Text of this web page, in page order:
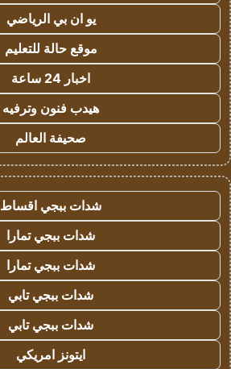
يو ان بي الرياضي
موقع حالة للتعليم
اخبار 24 ساعة
هيدب فنون وترفيه
صحيفة العالم
شدات ببجي اقساط
شدات ببجي تمارا
شدات ببجي تمارا
شدات ببجي تابي
شدات ببجي تابي
ايتونز امريكي